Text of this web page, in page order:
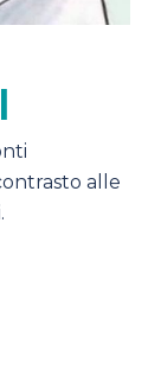
alle